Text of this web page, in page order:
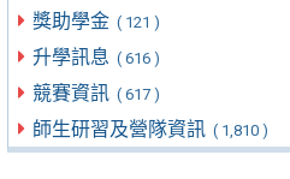
獎助學金 ( 121 )
升學訊息 ( 616 )
競賽資訊 ( 617 )
師生研習及營隊資訊 ( 1,810 )